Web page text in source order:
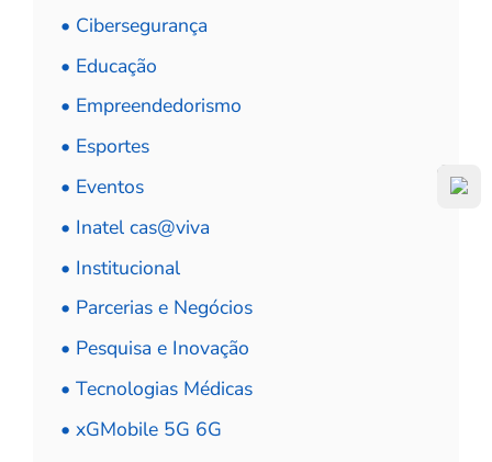
• Cibersegurança
• Educação
• Empreendedorismo
• Esportes
• Eventos
• Inatel cas@viva
• Institucional
• Parcerias e Negócios
• Pesquisa e Inovação
• Tecnologias Médicas
• xGMobile 5G 6G